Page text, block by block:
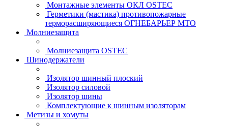
Монтажные элементы ОКЛ OSTEC
Герметики (мастика) противопожарные
терморасширяющиеся ОГНЕБАРЬЕР МТО
Молниезащита
Молниезащита OSTEC
Шинодержатели
Изолятор шинный плоский
Изолятор силовой
Изолятор шины
Комплектующие к шинным изоляторам
Метизы и хомуты